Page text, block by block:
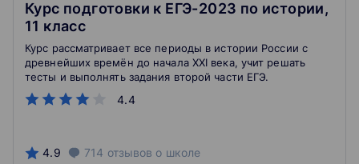
Курс подготовки к ЕГЭ-2023 по истории,
11 класс
4.4
Курс рассматривает все периоды в истории России с
древнейших времён до начала XXI века, учит решать
тесты и выполнять задания второй части ЕГЭ.
4.9 714 отзывов о школе